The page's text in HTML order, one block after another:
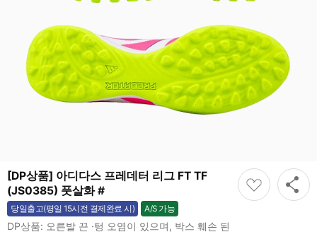
[DP상품] 아디다스 프레데터 리그 FT TF
(JS0385) 풋살화 #
당일출고(평일 15시전 결제완료 시) A/S 가능
가능
DP상품: 오른발 끈 ·텅 오염이 있으며, 박스 훼손 된